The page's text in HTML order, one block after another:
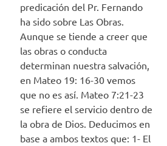
predicación del Pr. Fernando
ha sido sobre Las Obras.
Aunque se tiende a creer que
las obras o conducta
determinan nuestra salvación,
en Mateo 19: 16-30 vemos
que no es así. Mateo 7:21-23
se refiere el servicio dentro de
la obra de Dios. Deducimos en
base a ambos textos que: 1- El